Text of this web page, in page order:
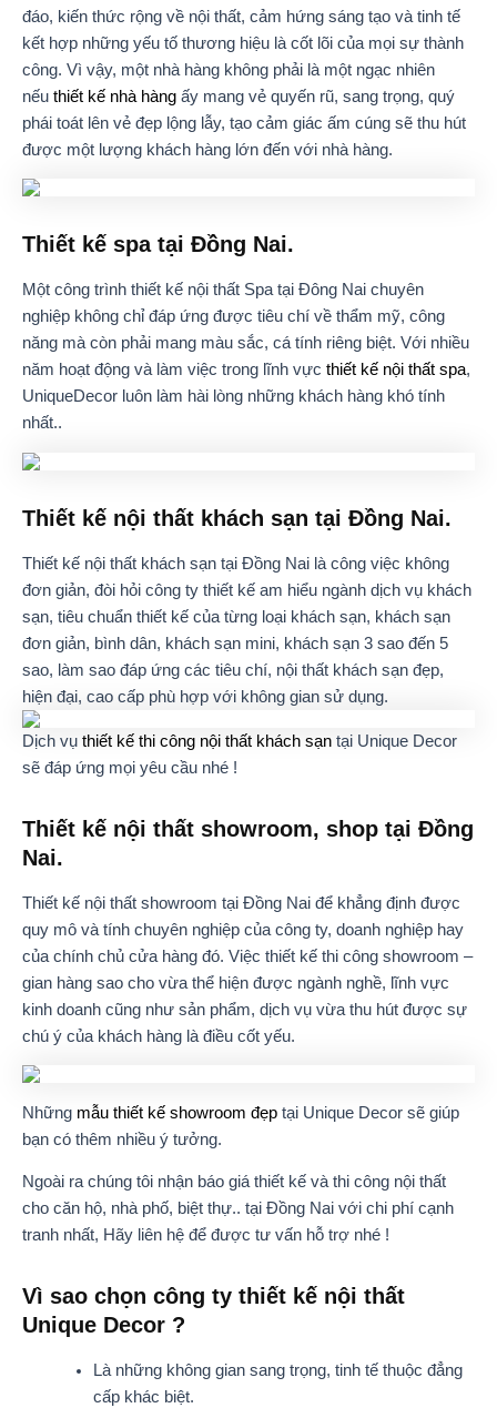
đáo, kiến thức rộng về nội thất, cảm hứng sáng tạo và tinh tế
kết hợp những yếu tố thương hiệu là cốt lõi của mọi sự thành
công. Vì vậy, một nhà hàng không phải là một ngạc nhiên
nếu thiết kế nhà hàng ấy mang vẻ quyến rũ, sang trọng, quý
phái toát lên vẻ đẹp lộng lẫy, tạo cảm giác ấm cúng sẽ thu hút
được một lượng khách hàng lớn đến với nhà hàng.
Thiết kế spa tại Đồng Nai.
Một công trình thiết kế nội thất Spa tại Đông Nai chuyên
nghiệp không chỉ đáp ứng được tiêu chí về thẩm mỹ, công
năng mà còn phải mang màu sắc, cá tính riêng biệt. Với nhiều
năm hoạt động và làm việc trong lĩnh vực thiết kế nội thất spa,
UniqueDecor luôn làm hài lòng những khách hàng khó tính
nhất..
Thiết kế nội thất khách sạn tại Đồng Nai.
Thiết kế nội thất khách sạn tại Đồng Nai là công việc không
đơn giản, đòi hỏi công ty thiết kế am hiểu ngành dịch vụ khách
sạn, tiêu chuẩn thiết kế của từng loại khách sạn, khách sạn
đơn giản, bình dân, khách sạn mini, khách sạn 3 sao đến 5
sao, làm sao đáp ứng các tiêu chí, nội thất khách sạn đẹp,
hiện đại, cao cấp phù hợp với không gian sử dụng.
Dịch vụ thiết kế thi công nội thất khách sạn tại Unique Decor
sẽ đáp ứng mọi yêu cầu nhé !
Thiết kế nội thất showroom, shop tại Đồng
Nai.
Thiết kế nội thất showroom tại Đồng Nai để khẳng định được
quy mô và tính chuyên nghiệp của công ty, doanh nghiệp hay
của chính chủ cửa hàng đó. Việc thiết kế thi công showroom –
gian hàng sao cho vừa thể hiện được ngành nghề, lĩnh vực
kinh doanh cũng như sản phẩm, dịch vụ vừa thu hút được sự
chú ý của khách hàng là điều cốt yếu.
Những mẫu thiết kế showroom đẹp tại Unique Decor sẽ giúp
bạn có thêm nhiều ý tưởng.
Ngoài ra chúng tôi nhận báo giá thiết kế và thi công nội thất
cho căn hộ, nhà phố, biệt thự.. tại Đồng Nai với chi phí cạnh
tranh nhất, Hãy liên hệ để được tư vấn hỗ trợ nhé !
Vì sao chọn công ty thiết kế nội thất
Unique Decor ?
Là những không gian sang trọng, tinh tế thuộc đẳng
cấp khác biệt.